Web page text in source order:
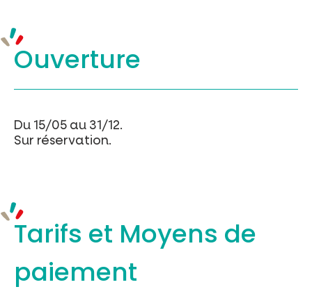
Ouverture
Du 15/05 au 31/12.
Sur réservation.
Tarifs et Moyens de
paiement